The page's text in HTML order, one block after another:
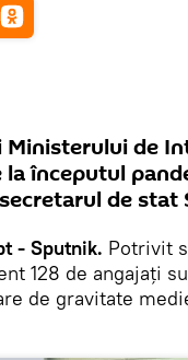
de
începutul
de stat
- Sputnik. Potrivit
128 de angajați
de gravitate